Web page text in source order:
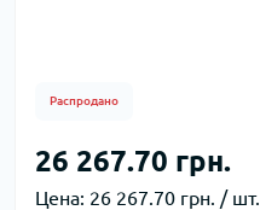
Распродано
26 267.70 грн.
Цена: 26 267.70 грн. / шт.